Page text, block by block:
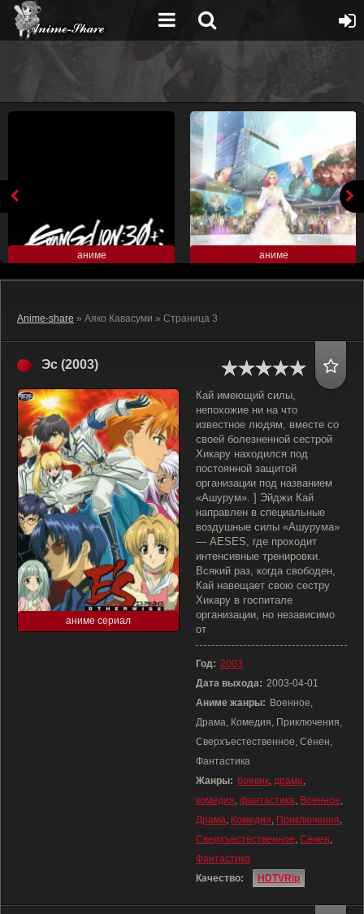
аниме аниме
Anime-share » Аяко Кавасуми » Страница 3
Эс (2003)
аниме сериал
Кай имеющий силы,
непохожие ни на что
известное людям, вместе со
своей болезненной сестрой
Хикару находился под
постоянной защитой
организации под названием
«Ашурум». ] Эйджи Кай
направлен в специальные
воздушные силы «Ашурума»
— AESES, где проходит
интенсивные тренировки.
Всякий раз, когда свободен,
Кай навещает свою сестру
Хикару в госпитале
организации, но независимо
от
Год: 2003
Дата выхода: 2003-04-01
Аниме жанры: Военное,
Драма, Комедия, Приключения,
Сверхъестественное, Сёнен,
Фантастика
Жанры: боевик, драма,
комедия, фантастика, Военное,
Драма, Комедия, Приключения,
Сверхъестественное, Сёнен,
Фантастика
Качество:
HDTVRip